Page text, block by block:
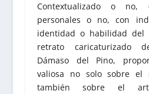
Contextualizado o no,
personales o no, con
identidad o habilidad del
retrato caricaturizado
Dámaso del Pino,
valiosa no solo sobre el
también sobre el